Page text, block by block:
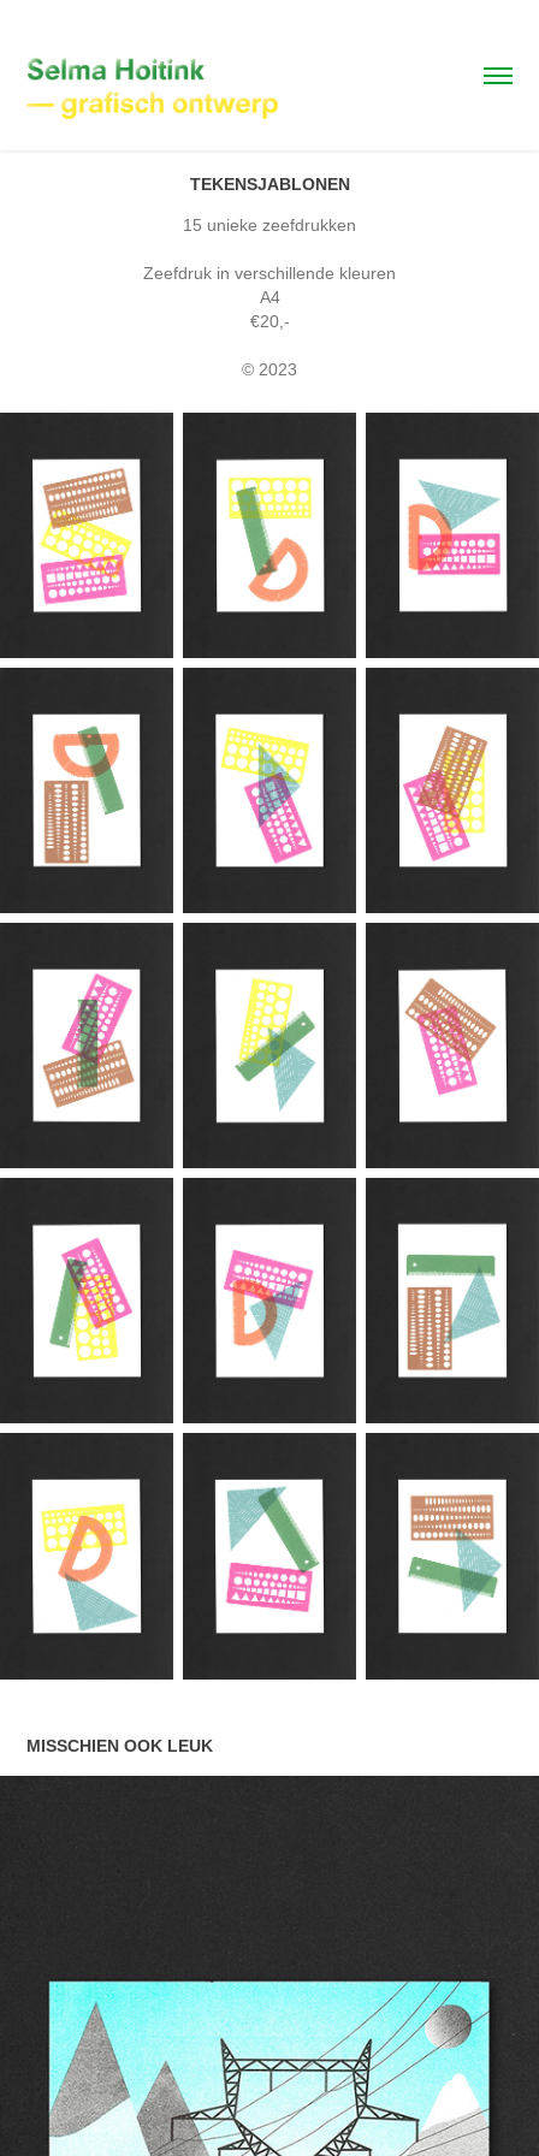
TEKENSJABLONEN
15 unieke zeefdrukken
Zeefdruk in verschillende kleuren
A4
€20,-
© 2023
MISSCHIEN OOK LEUK
HOOGSPANNINGSMAST
2021